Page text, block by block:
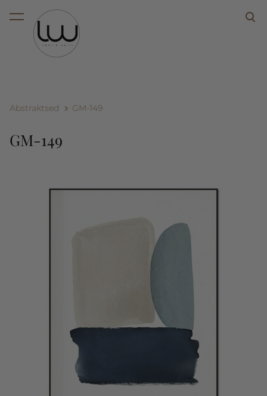
lisati ostukorvi.
Abstraktsed GM-149
GM-149